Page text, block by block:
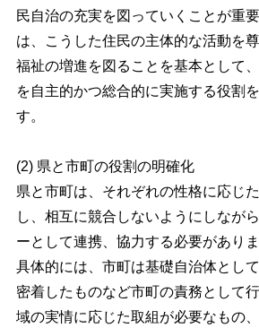
民自治の充実を図っていくことが重
は、こうした住民の主体的な活動を
福祉の増進を図ることを基本として
を自主的かつ総合的に実施する役割
す。
(2) 県と市町の役割の明確化
県と市町は、それぞれの性格に応じ
し、相互に競合しないようにしなが
ーとして連携、協力する必要がありま
具体的には、市町は基礎自治体とし
密着したものなど市町の責務として
域の実情に応じた取組が必要なもの